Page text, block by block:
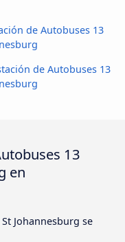
de Autobuses 13
de Autobuses 13
13
en
Johannesburg se